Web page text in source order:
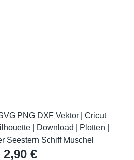
PNG DXF Vektor | Cricut
| Download | Plotten |
Seestern Schiff Muschel
2,90 €